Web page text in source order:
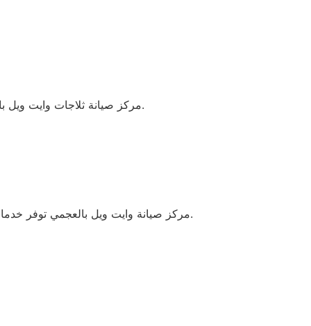
مركز صيانة ثلاجات وايت ويل بالعجمي يلتزم بتلبية جميع احتياجات الزبائن بفضل الجودة العالية للقطع المستخدمة وفريق العمل المدرب.
مركز صيانة وايت ويل بالعجمي توفر خدمات إصلاح احترافية باستخدام قطع غيار أصلية وشهادات ضمان معتمدة، مما يضمن الأداء المثالي وطول عمر الأجهزة.